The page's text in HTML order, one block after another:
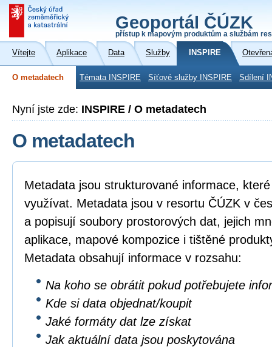
Geoportál ČÚZK
přístup k mapovým produktům a službám
Vítejte Aplikace Data Služby INSPIRE
O metadatech Témata INSPIRE Síťové služby INSPIRE Sdílení
Nyní jste zde: INSPIRE / O metadatech
O metadatech
Metadata jsou strukturované informace,
využívat. Metadata jsou v resortu ČÚZK v
a popisují soubory prostorových dat, jejich
aplikace, mapové kompozice i tištěné
Metadata obsahují informace v rozsahu:
Na koho se obrátit pokud potřebujete
Kde si data objednat/koupit
Jaké formáty dat lze získat
Jak aktuální data jsou poskytována